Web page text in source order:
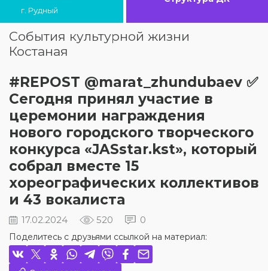
г. Рудный
События культурной жизни
Костаная
#REPOST @marat_zhundubaev ✅
Сегодня принял участие в
церемонии награждения
нового городского творческого
конкурса «JASstar.kst», который
собрал вместе 15
хореографических коллективов
и 43 вокалиста
17.02.2024 520 0
Поделитесь с друзьями ссылкой на материал: